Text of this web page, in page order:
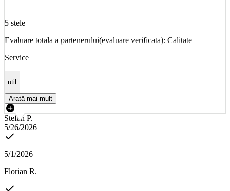
5 stele
Evaluare totala a partenerului(evaluare verificata): Calitate
Service
util
Arată mai mult
Stefan P.
5/26/2026
5/1/2026
Florian R.